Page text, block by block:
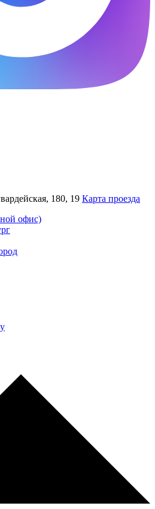
180, 19 Карта проезда
офис)